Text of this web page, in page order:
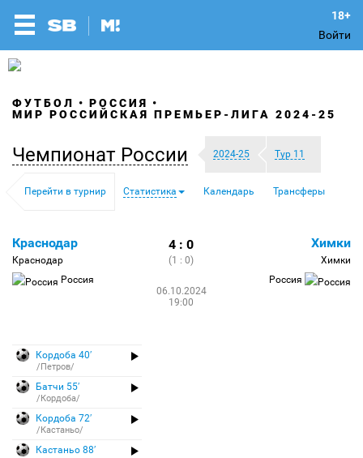
Войти
ФУТБОЛ
РОССИЯ
МИР РОССИЙСКАЯ ПРЕМЬЕР-ЛИГА 2024-25
Чемпионат России 2024-25 Тур 11
Перейти в турнир Статистика Календарь Трансферы
Краснодар
Краснодар
Россия
4 : 0
(1 : 0)
06.10.2024
19:00
Химки
Химки
Россия
Кордоба 40′
/Петров/
Батчи 55′
/Кордоба/
Кордоба 72′
/Кастаньо/
Кастаньо 88′